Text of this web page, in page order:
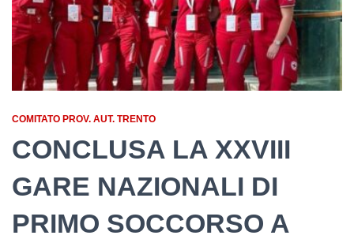
COMITATO PROV. AUT. TRENTO
CONCLUSA LA XXVIII
GARE NAZIONALI DI
PRIMO SOCCORSO A